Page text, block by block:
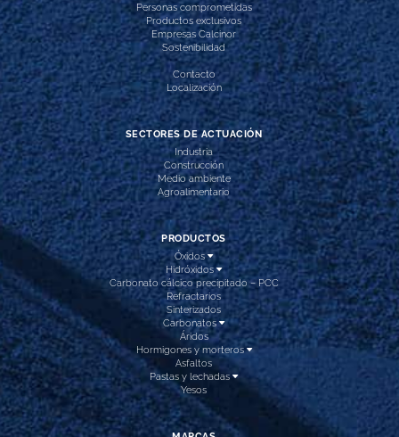
Personas comprometidas
Productos exclusivos
Empresas Calcinor
Sostenibilidad
Contacto
Localización
SECTORES DE ACTUACIÓN
Industria
Construcción
Medio ambiente
Agroalimentario
PRODUCTOS
Óxidos
Hidróxidos
Carbonato cálcico precipitado – PCC
Refractarios
Sinterizados
Carbonatos
Áridos
Hormigones y morteros
Asfaltos
Pastas y lechadas
Yesos